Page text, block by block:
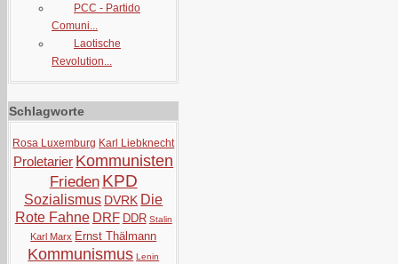
PCC - Partido
Comuni...
Laotische
Revolution...
Schlagworte
Rosa Luxemburg Karl Liebknecht
Proletarier Kommunisten
Frieden KPD
Sozialismus DVRK Die
Rote Fahne DRF DDR Stalin
Karl Marx Ernst Thälmann
Kommunismus Lenin